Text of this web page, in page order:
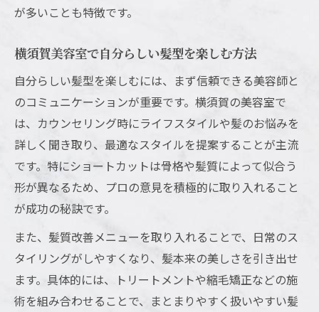
が多いことも特徴です。
横須賀美容室で自分らしい髪型を楽しむ方法
自分らしい髪型を楽しむには、まず信頼できる美容師と
のコミュニケーションが重要です。横須賀の美容室で
は、カウンセリング時にライフスタイルや髪のお悩みを
詳しく聞き取り、最適なスタイルを提案することが主流
です。特にショートカットは骨格や髪質によって似合う
形が異なるため、プロの意見を積極的に取り入れること
が成功の秘訣です。
また、髪質改善メニューを取り入れることで、日常のス
タイリングがしやすくなり、髪本来の美しさを引き出せ
ます。具体的には、トリートメントや縮毛矯正などの施
術を組み合わせることで、まとまりやすく扱いやすい髪